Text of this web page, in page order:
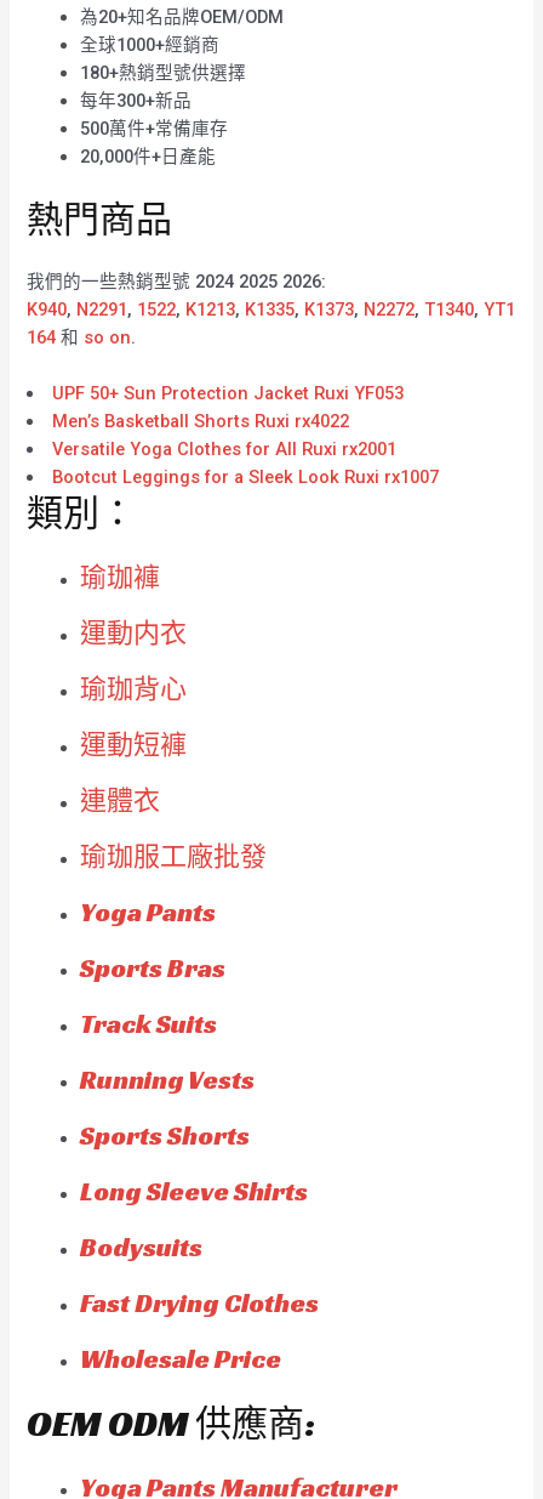
為20+知名品牌OEM/ODM
全球1000+經銷商
180+熱銷型號供選擇
每年300+新品
500萬件+常備庫存
20,000件+日產能
熱門商品
我們的一些熱銷型號 2024 2025 2026:
K940, N2291, 1522, K1213, K1335, K1373, N2272,T1340,YT1
164 和 so on.
UPF 50+ Sun Protection Jacket Ruxi YF053
Men’s Basketball Shorts Ruxi rx4022
Versatile Yoga Clothes for All Ruxi rx2001
Bootcut Leggings for a Sleek Look Ruxi rx1007
類別：
瑜珈褲
運動内衣
瑜珈背心
運動短褲
連體衣
瑜珈服工廠批發
Yoga Pants
Sports Bras
Track Suits
Running Vests
Sports Shorts
Long Sleeve Shirts
Bodysuits
Fast Drying Clothes
Wholesale Price
OEM ODM 供應商:
Yoga Pants Manufacturer